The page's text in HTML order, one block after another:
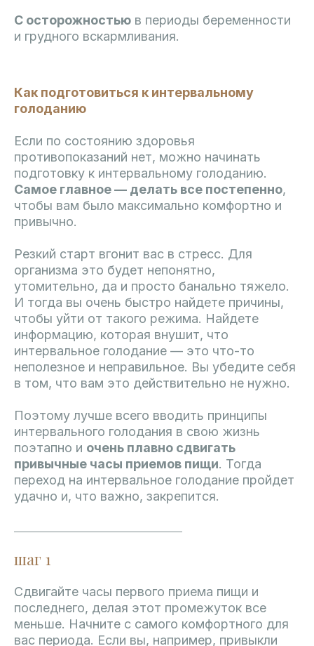
С осторожностью в периоды беременности
и грудного вскармливания.
Как подготовиться к интервальному
голоданию
Если по состоянию здоровья
противопоказаний нет, можно начинать
подготовку к интервальному голоданию.
Самое главное — делать все постепенно,
чтобы вам было максимально комфортно и
привычно.
Резкий старт вгонит вас в стресс. Для
организма это будет непонятно,
утомительно, да и просто банально тяжело.
И тогда вы очень быстро найдете причины,
чтобы уйти от такого режима. Найдете
информацию, которая внушит, что
интервальное голодание — это что-то
неполезное и неправильное. Вы убедите себя
в том, что вам это действительно не нужно.
Поэтому лучше всего вводить принципы
интервального голодания в свою жизнь
поэтапно и очень плавно сдвигать
привычные часы приемов пищи. Тогда
переход на интервальное голодание пройдет
удачно и, что важно, закрепится.
шаг 1
Сдвигайте часы первого приема пищи и
последнего, делая этот промежуток все
меньше. Начните с самого комфортного для
вас периода. Если вы, например, привыкли